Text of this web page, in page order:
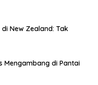
New Zealand: Tak
Mengambang di Pantai